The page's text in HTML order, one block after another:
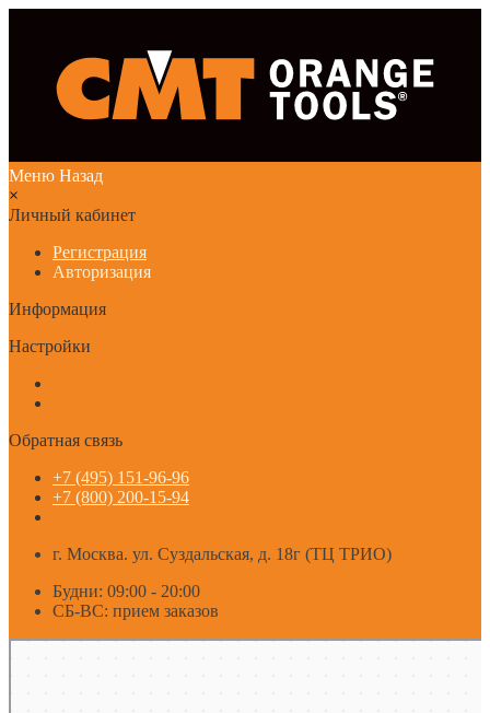
Меню Назад
×
Личный кабинет
Регистрация
Авторизация
Информация
Настройки
Обратная связь
+7 (495) 151-96-96
+7 (800) 200-15-94
г. Москва. ул. Суздальская, д. 18г (ТЦ ТРИО)
Будни: 09:00 - 20:00
СБ-ВС: прием заказов